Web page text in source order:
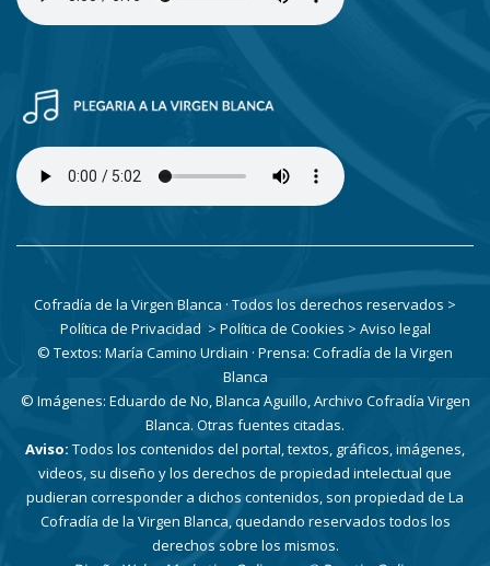
Cofradía de la Virgen Blanca · Todos los derechos reservados >
Política de Privacidad > Política de Cookies > Aviso legal
© Textos: María Camino Urdiain · Prensa: Cofradía de la Virgen
Blanca
© Imágenes: Eduardo de No, Blanca Aguillo, Archivo Cofradía Virgen
Blanca. Otras fuentes citadas.
Aviso: Todos los contenidos del portal, textos, gráficos, imágenes,
videos, su diseño y los derechos de propiedad intelectual que
pudieran corresponder a dichos contenidos, son propiedad de La
Cofradía de la Virgen Blanca, quedando reservados todos los
derechos sobre los mismos.